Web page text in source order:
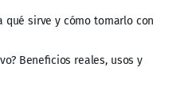
qué sirve y cómo tomarlo con
Beneficios reales, usos y